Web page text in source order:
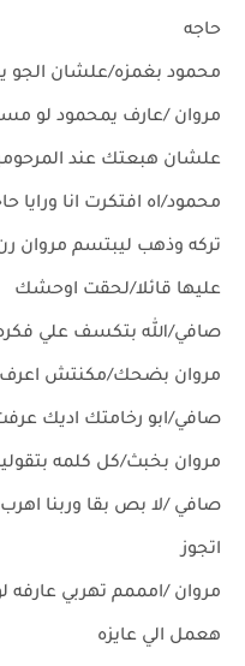
حاجه
محمود بغمزه/علشان الجو
مروان /عارف يمحمود لو
علشان هبعتك عند
محمود/اه افتكرت انا ورايا
تركه وذهب ليبتسم مروان
عليها قائلا/لحقت اوحشك
صافي/الله بتكسف علي
مروان بضحك/مكنتش اعرف
صافي/ابو رخامتك اديك
مروان بخبث/كل كلمه
صافي /لا بص بقا وربنا
اتجوز
مروان /امممم تهربي عارفه
هعمل الي عايزه